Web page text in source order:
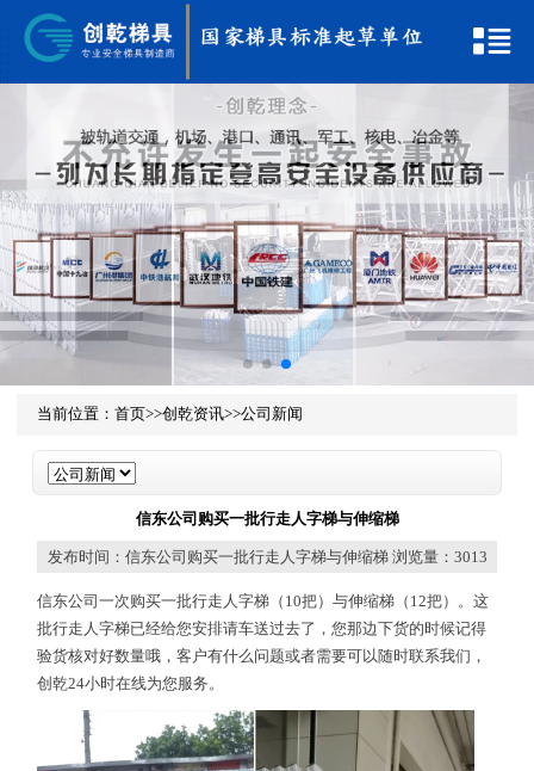
当前位置： 首页>>创乾资讯>>公司新闻
信东公司购买一批行走人字梯与伸缩梯
发布时间：信东公司购买一批行走人字梯与伸缩梯 浏览量： 3013
信东公司一次购买一批行走人字梯（10把）与伸缩梯（12把）。这
批行走人字梯已经给您安排请车送过去了，您那边下货的时候记得
验货核对好数量哦，客户有什么问题或者需要可以随时联系我们，
创乾24小时在线为您服务。